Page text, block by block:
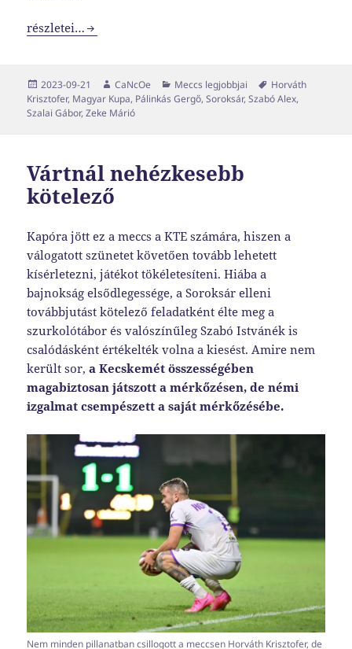
Ahogy egy válogatott játékostól el lehet várni
részletei…
Közzétéve
2023-09-21 Szerző
CaNcOe Kategória
Meccs legjobbjai Címke
Horváth
Krisztofer, Magyar Kupa, Pálinkás Gergő,Soroksár,Szabó Alex,
Szalai Gábor,Zeke Márió
Vártnál nehézkesebb
kötelező
Kapóra jött ez a meccs a KTE számára, hiszen a
válogatott szünetet követően tovább lehetett
kísérletezni, játékot tökéletesíteni. Hiába a
bajnokság elsődlegessége, a Soroksár elleni
továbbjutást kötelező feladatként élte meg a
szurkolótábor és valószínűleg Szabó Istvánék is
csalódásként értékelték volna a kiesést. Amire nem
került sor,a Kecskemét összességében
magabiztosan játszott a mérkőzésen, de némi
izgalmat csempészett a saját mérkőzésébe.
Nem minden pillanatban csillogott a meccsen Horváth Krisztofer, de